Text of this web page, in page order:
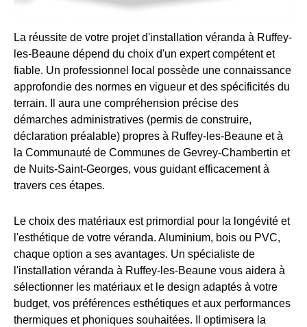
La réussite de votre projet d'installation véranda à Ruffey-
les-Beaune dépend du choix d'un expert compétent et
fiable. Un professionnel local possède une connaissance
approfondie des normes en vigueur et des spécificités du
terrain. Il aura une compréhension précise des
démarches administratives (permis de construire,
déclaration préalable) propres à Ruffey-les-Beaune et à
la Communauté de Communes de Gevrey-Chambertin et
de Nuits-Saint-Georges, vous guidant efficacement à
travers ces étapes.
Le choix des matériaux est primordial pour la longévité et
l'esthétique de votre véranda. Aluminium, bois ou PVC,
chaque option a ses avantages. Un spécialiste de
l'installation véranda à Ruffey-les-Beaune vous aidera à
sélectionner les matériaux et le design adaptés à votre
budget, vos préférences esthétiques et aux performances
thermiques et phoniques souhaitées. Il optimisera la